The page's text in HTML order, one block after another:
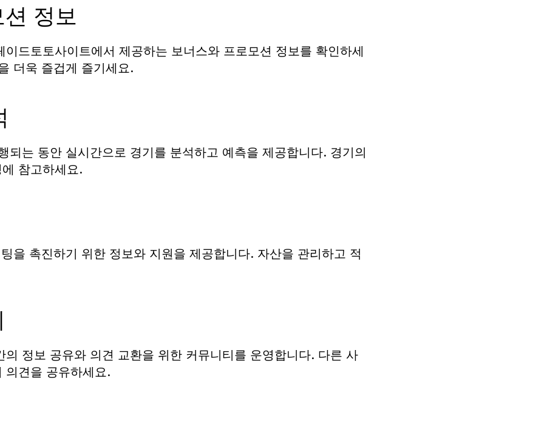
정보
이드토토사이트에서 제공하는 보너스와 프로모션 정보를 확인하세
더욱 즐겁게 즐기세요.
되는 동안 실시간으로 경기를 분석하고 예측을 제공합니다. 경기의
참고하세요.
을 촉진하기 위한 정보와 지원을 제공합니다. 자산을 관리하고 적
의 정보 공유와 의견 교환을 위한 커뮤니티를 운영합니다. 다른 사
의견을 공유하세요.